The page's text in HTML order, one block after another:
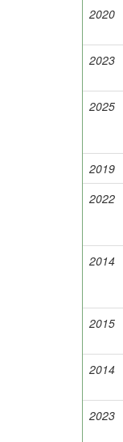
2020
2023
2025
2019
2022
2014
2015
2014
2023